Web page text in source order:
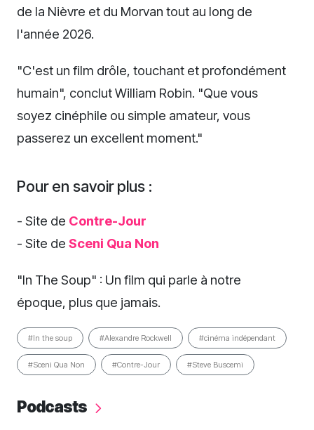
de la Nièvre et du Morvan tout au long de
l'année 2026.
"C'est un film drôle, touchant et profondément
humain", conclut William Robin. "Que vous
soyez cinéphile ou simple amateur, vous
passerez un excellent moment."
Pour en savoir plus :
- Site de Contre-Jour
- Site de Sceni Qua Non
"In The Soup" : Un film qui parle à notre
époque, plus que jamais.
#In the soup #Alexandre Rockwell #cinéma indépendant
#Sceni Qua Non #Contre-Jour #Steve Buscemi
Podcasts